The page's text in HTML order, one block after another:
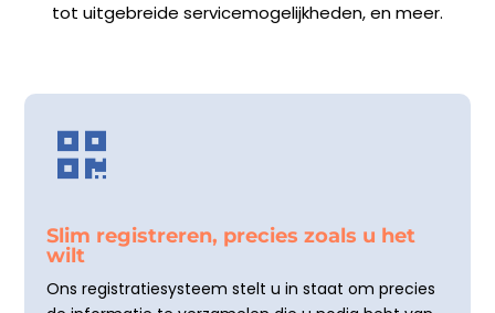
tot uitgebreide servicemogelijkheden, en meer.

Slim registreren, precies zoals u het
wilt
Ons registratiesysteem stelt u in staat om precies